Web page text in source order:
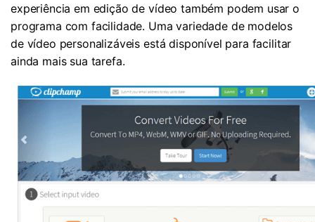
experiência em edição de vídeo também podem usar o
programa com facilidade. Uma variedade de modelos
de vídeo personalizáveis ​​está disponível para facilitar
ainda mais sua tarefa.